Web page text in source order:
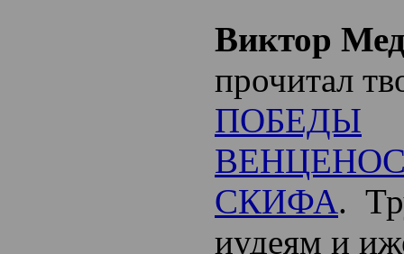
Виктор
прочитал
ПОБЕДЫ
СКИФА.
иудеям и